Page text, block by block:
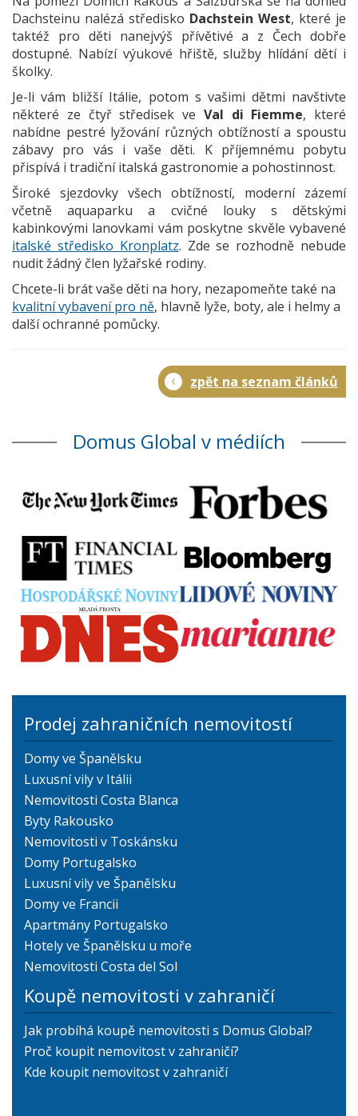
Dachsteinu nalézá středisko Dachstein West, které je
taktéž pro děti nanejvýš přívětivé a z Čech dobře
dostupné. Nabízí výukové hřiště, služby hlídání dětí i
školky.
Je-li vám bližší Itálie, potom s vašimi dětmi navštivte
některé ze čtyř středisek ve Val di Fiemme, které
nabídne pestré lyžování různých obtížností a spoustu
zábavy pro vás i vaše děti. K příjemnému pobytu
přispívá i tradiční italská gastronomie a pohostinnost.
Široké sjezdovky všech obtížností, moderní zázemí
včetně aquaparku a cvičné louky s dětskými
kabinkovými lanovkami vám poskytne skvěle vybavené
italské středisko Kronplatz. Zde se rozhodně nebude
nudit žádný člen lyžařské rodiny.
Chcete-li brát vaše děti na hory, nezapomeňte také na
kvalitní vybavení pro ně, hlavně lyže, boty, ale i helmy a
další ochranné pomůcky.
zpět na seznam článků
Domus Global v médiích
Prodej zahraničních nemovitostí
Domy ve Španělsku
Luxusní vily v Itálii
Nemovitosti Costa Blanca
Byty Rakousko
Nemovitosti v Toskánsku
Domy Portugalsko
Luxusní vily ve Španělsku
Domy ve Francii
Apartmány Portugalsko
Hotely ve Španělsku u moře
Nemovitosti Costa del Sol
Koupě nemovitosti v zahraničí
Jak probíhá koupě nemovitosti s Domus Global?
Proč koupit nemovitost v zahraničí?
Kde koupit nemovitost v zahraničí